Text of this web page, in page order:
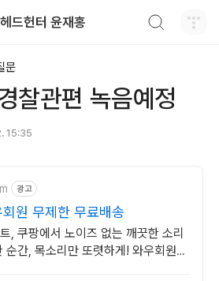
헤드헌터 윤재홍
문
찰관편 녹음예정
15:35
광고
원 무제한 무료배송
, 쿠팡에서 노이즈 없는 깨끗한 소리
순간, 목소리만 또렷하게! 와우회원이